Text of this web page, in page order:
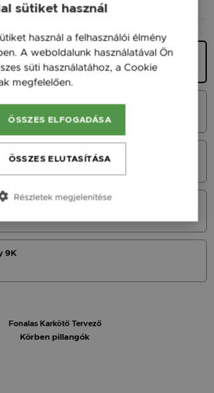
(SZÍN) MÉRET
14K
14K
14K
9K
Fonalas Karkötő Tervező
Körben pillangók
sütiket használ
használ a felhasználói élmény
A weboldalunk használatával Ön
süti használatához, a Cookie
megfelelően.
ÖSSZES ELFOGADÁSA
ÖSSZES ELUTASÍTÁSA
Részletek megjelenítése